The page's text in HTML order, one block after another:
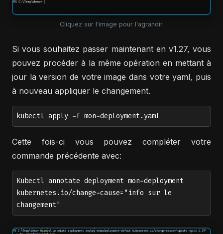
Cliquez sur l'image pour l'agrandir.
Si vous souhaitez passer maintenant en v1.27, vous
pouvez procéder à la même opération en mettant à
jour la version de votre image dans votre yaml, puis
à nouveau appliquer le changement.
kubectl apply -f mon-deployment.yaml
Cette fois-ci vous pouvez compléter votre
commande précédente avec:
Kubectl annotate deployment mon-deployment
kubernetes.io/change-cause="info sur le
changement"